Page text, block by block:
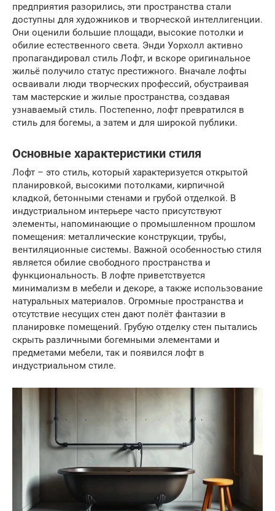
предприятия разорились, эти пространства стали
доступны для художников и творческой интеллигенции.
Они оценили большие площади, высокие потолки и
обилие естественного света. Энди Уорхолл активно
пропагандировал стиль Лофт, и вскоре оригинальное
жильё получило статус престижного. Вначале лофты
осваивали люди творческих профессий, обустраивая
там мастерские и жилые пространства, создавая
узнаваемый стиль. Постепенно, лофт превратился в
стиль для богемы, а затем и для широкой публики.
Основные характеристики стиля
Лофт – это стиль, который характеризуется открытой
планировкой, высокими потолками, кирпичной
кладкой, бетонными стенами и грубой отделкой. В
индустриальном интерьере часто присутствуют
элементы, напоминающие о промышленном прошлом
помещения: металлические конструкции, трубы,
вентиляционные системы. Важной особенностью стиля
является обилие свободного пространства и
функциональность. В лофте приветствуется
минимализм в мебели и декоре, а также использование
натуральных материалов. Огромные пространства и
отсутствие несущих стен дают полёт фантазии в
планировке помещений. Грубую отделку стен пытались
скрыть различными богемными элементами и
предметами мебели, так и появился лофт в
индустриальном стиле.